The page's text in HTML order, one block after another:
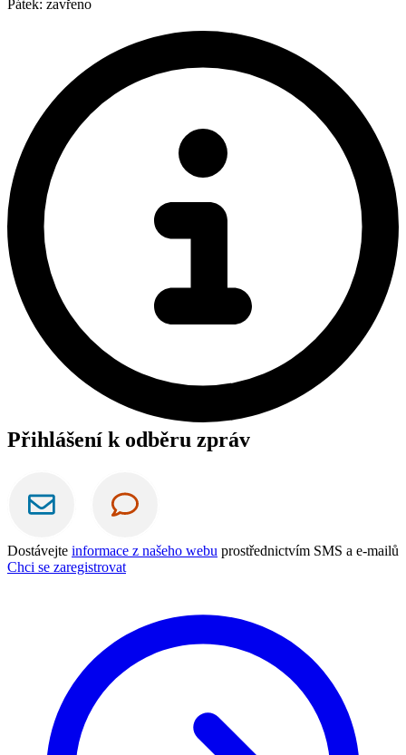
Pátek: zavřeno
Přihlášení k odběru zpráv
Dostávejte informace z našeho webu prostřednictvím SMS a e-mailů
Chci se zaregistrovat